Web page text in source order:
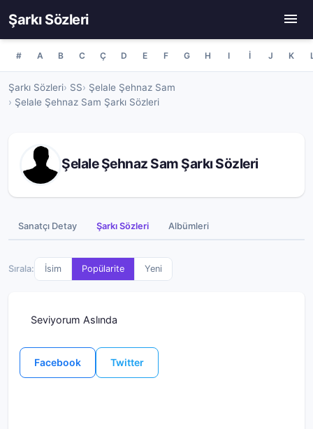
Şarkı Sözleri
# A B C Ç D E F G H I İ J K
Şarkı Sözleri SS
Şelale Şehnaz Sam
Şelale Şehnaz Sam Şarkı Sözleri
Şelale Şehnaz Sam Şarkı Sözleri
Sanatçı Detay Şarkı Sözleri Albümleri
Sırala: İsim Popülarite Yeni
Seviyorum Aslında
Facebook Twitter